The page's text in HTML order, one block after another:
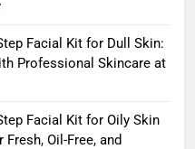
Facial Kit for Dull Skin:
Professional Skincare at
Facial Kit for Oily Skin
Oil-Free, and